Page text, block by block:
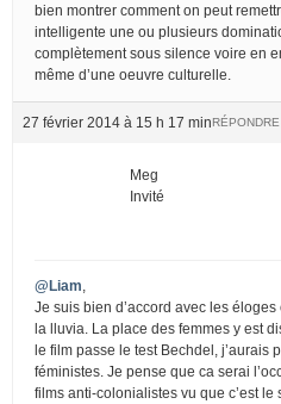
bien montrer comment on peut
intelligente une ou plusieurs
complètement sous silence voire en
même d’une oeuvre culturelle.
27 février 2014 à 15 h 17 minRÉPONDRE
Meg
Invité
@Liam
Je suis bien d’accord avec les
la lluvia. La place des femmes y est
le film passe le test Bechdel, j’aurais
féministes. Je pense que ca serai
films anti-colonialistes vu que c’est